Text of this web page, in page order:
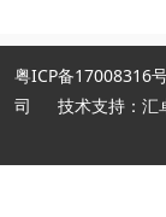
粤ICP备17008316
司 技术支持：汇